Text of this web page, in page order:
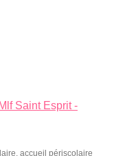
Saint Esprit -
, accueil périscolaire